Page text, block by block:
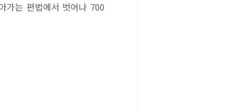
가는 편법에서 벗어나 700